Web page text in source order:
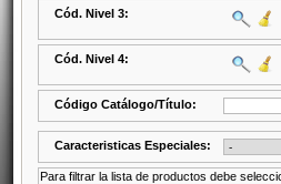
Cód. Nivel 3:
Cód. Nivel 4:
Código Catálogo/Título:
Caracteristicas Especiales:
Para filtrar la lista de productos debe